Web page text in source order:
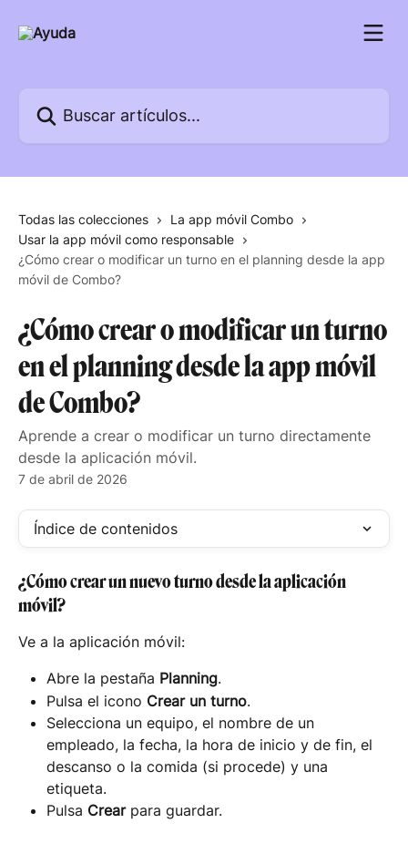
Todas las colecciones
La app móvil Combo
Usar la app móvil como responsable
¿Cómo crear o modificar un turno en el planning desde la app
móvil de Combo?
¿Cómo crear o modificar un turno
en el planning desde la app móvil
de Combo?
Aprende a crear o modificar un turno directamente
desde la aplicación móvil.
7 de abril de 2026
Índice de contenidos
¿Cómo crear un nuevo turno desde la aplicación
móvil?
Ve a la aplicación móvil:
Abre la pestaña Planning.
Pulsa el icono Crear un turno.
Selecciona un equipo, el nombre de un
empleado, la fecha, la hora de inicio y de fin, el
descanso o la comida (si procede) y una
etiqueta.
Pulsa Crear para guardar.